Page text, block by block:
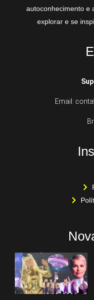
autoconhecimento e
explorar e se
Email: